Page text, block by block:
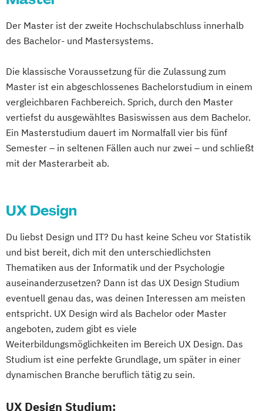
Der Master ist der zweite Hochschulabschluss innerhalb
des Bachelor- und Mastersystems.
Die klassische Voraussetzung für die Zulassung zum
Master ist ein abgeschlossenes Bachelorstudium in einem
vergleichbaren Fachbereich. Sprich, durch den Master
vertiefst du ausgewähltes Basiswissen aus dem Bachelor.
Ein Masterstudium dauert im Normalfall vier bis fünf
Semester – in seltenen Fällen auch nur zwei – und schließt
mit der Masterarbeit ab.
UX Design
Du liebst Design und IT? Du hast keine Scheu vor Statistik
und bist bereit, dich mit den unterschiedlichsten
Thematiken aus der Informatik und der Psychologie
auseinanderzusetzen? Dann ist das UX Design Studium
eventuell genau das, was deinen Interessen am meisten
entspricht. UX Design wird als Bachelor oder Master
angeboten, zudem gibt es viele
Weiterbildungsmöglichkeiten im Bereich UX Design. Das
Studium ist eine perfekte Grundlage, um später in einer
dynamischen Branche beruflich tätig zu sein.
UX Design Studium: